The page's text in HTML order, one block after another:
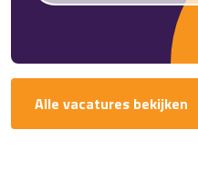
Alle vacatures bekijken